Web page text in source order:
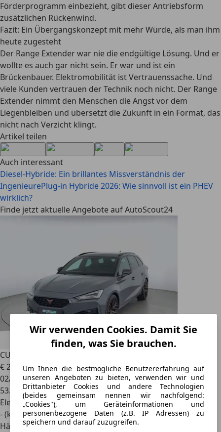
Wir verwenden Cookies. Damit Sie
finden, was Sie brauchen.
Um Ihnen die bestmögliche Benutzererfahrung auf
unseren Angeboten zu bieten, verwenden wir und
Drittanbieter Cookies und andere Technologien
(beides gemeinsam nennen wir nachfolgend:
„Cookies"), um Geräteinformationen und
personenbezogene Daten (z.B. IP Adressen) zu
speichern und darauf zuzugreifen.
Förderprogramm einbezieht, gibt dieser Antriebsform
zusätzlichen Rückenwind.
Fazit: Ein Übergangskonzept mit mehr Würde, als man ihm
heute zugesteht
Der Range Extender war nie die endgültige Lösung. Und er
wollte es auch gar nicht sein. Er war und ist ein
Brückenbauer. Elektromobilität ist Vertrauenssache. Und
viele Kunden vertrauen der Technik noch nicht. Der Range
Extender nimmt den Menschen die Angst vor dem
Liegenbleiben und übersetzt die Zukunft in ein Format, das
nicht nach Verzicht klingt.
Artikel teilen
Auch interessant
Diesel-Hybride: Ein brillantes Missverständnis der
IngenieurePlug-in Hybride 2026: Wie sinnvoll ist ein PHEV
wirklich?
Finde jetzt aktuelle Angebote auf AutoScout24
CUPRA Leon
€ 24.5701
02/2024
53.006 km
Elektro/Benzin
- (kWh/100 km)
Händler